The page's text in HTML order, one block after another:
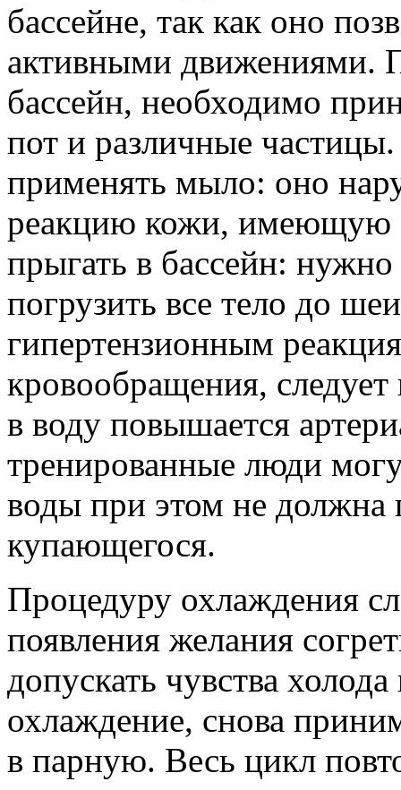
бассейне, так как оно
активными движениями.
бассейн, необходимо
пот и различные
применять мыло: оно
реакцию кожи, имеющую
прыгать в бассейн:
погрузить все тело до
гипертензионным
кровообращения,
в воду повышается
тренированные люди
воды при этом не должна
купающегося.
Процедуру охлаждения
появления желания
допускать чувства
охлаждение, снова
в парную. Весь цикл